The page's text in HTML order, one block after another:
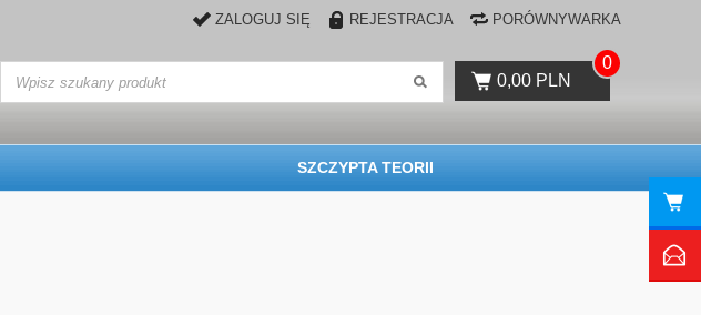
ZALOGUJ SIĘ REJESTRACJA PORÓWNYWARKA
0,00 PLN
0
SZCZYPTA TEORII